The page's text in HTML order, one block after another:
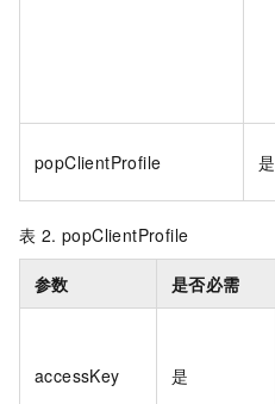
popClientProfile 是
表 2. popClientProfile
参数 是否必需
accessKey 是